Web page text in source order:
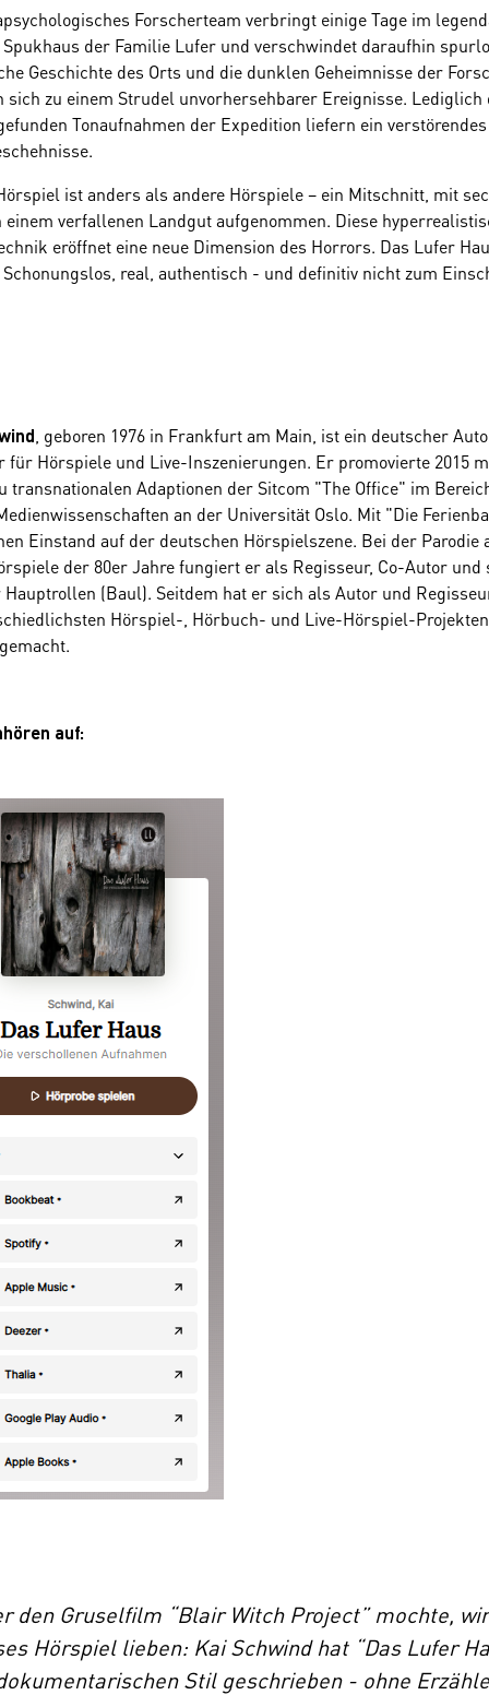
Forscherteam verbringt einige Tage im
der Familie Lufer und verschwindet daraufhin
Geschichte des Orts und die dunklen Geheimnisse der
sich zu einem Strudel unvorhersehbarer Ereignisse. Lediglich
Tonaufnahmen der Expedition liefern ein
ist anders als andere Hörspiele – ein Mitschnitt, mit
einem verfallenen Landgut aufgenommen. Diese
eröffnet eine neue Dimension des Horrors. Das Lufer
real, authentisch - und definitiv nicht zum
, geboren 1976 in Frankfurt am Main, ist ein deutscher
für Hörspiele und Live-Inszenierungen. Er promovierte 2015
transnationalen Adaptionen der Sitcom "The Office" im
an der Universität Oslo. Mit "Die
Einstand auf der deutschen Hörspielszene. Bei der Parodie
der 80er Jahre fungiert er als Regisseur, Co-Autor und
Hauptrollen (Baul). Seitdem hat er sich als Autor und
Hörspiel-, Hörbuch- und Live-Hörspiel-
auf:
den Gruselfilm “Blair Witch Project” mochte,
Hörspiel lieben: Kai Schwind hat “Das Lufer
Stil geschrieben - ohne